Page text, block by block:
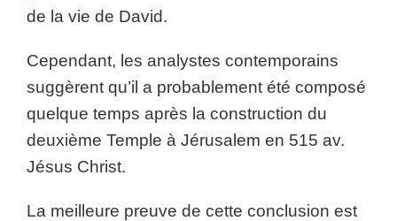
de la vie de David.
Cependant, les analystes contemporains
suggèrent qu’il a probablement été composé
quelque temps après la construction du
deuxième Temple à Jérusalem en 515 av.
Jésus Christ.
La meilleure preuve de cette conclusion est